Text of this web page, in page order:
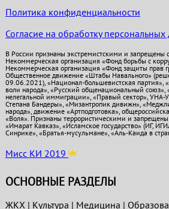
Политика конфиденциальности
Согласие на обработку
В России признаны экстремистскими и запрещены
Некоммерческая организация «Фонд борьбы с
Некоммерческая организация «Фонд защиты прав
Общественное движение «Штабы Навального»
09.06.2021), «Национал-большевистская партия»,
воли народа», «Русский общенациональный
нелегальной иммиграции», «Правый сектор»,
Степана Бандеры», «Мизантропик дивижн»,
народа», движение «Артподготовка»,
«Воля». Признаны террористическими и
«Имарат Кавказ», «Исламское государство» (ИГ,
Синрике», «Братья-мусульмане», «Аль-Каида в
Мисс КИ 2019
ОСНОВНЫЕ РАЗДЕЛЫ
ЖКХ| Культура | Медицина |